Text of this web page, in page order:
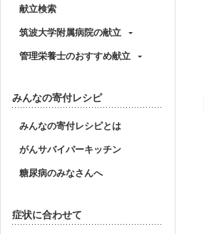
献立検索
筑波大学附属病院の献立
管理栄養士のおすすめ献立
みんなの寄付レシピ
みんなの寄付レシピとは
がんサバイバーキッチン
糖尿病のみなさんへ
症状に合わせて